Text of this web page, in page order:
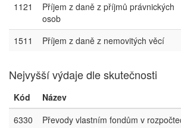
1121
Příjem z daně z příjmů právnických
osob
1511 Příjem z daně z nemovitých věcí
Nejvyšší výdaje dle skutečnosti
Kód Název
6330
Převody vlastním fondům v